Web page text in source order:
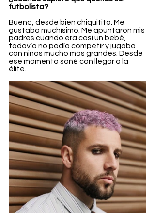
futbolista?
Bueno, desde bien chiquitito. Me
gustaba muchísimo. Me apuntaron mis
padres cuando era casi un bebé,
todavía no podía competir y jugaba
con niños mucho más grandes. Desde
ese momento soñé con llegar a la
élite.